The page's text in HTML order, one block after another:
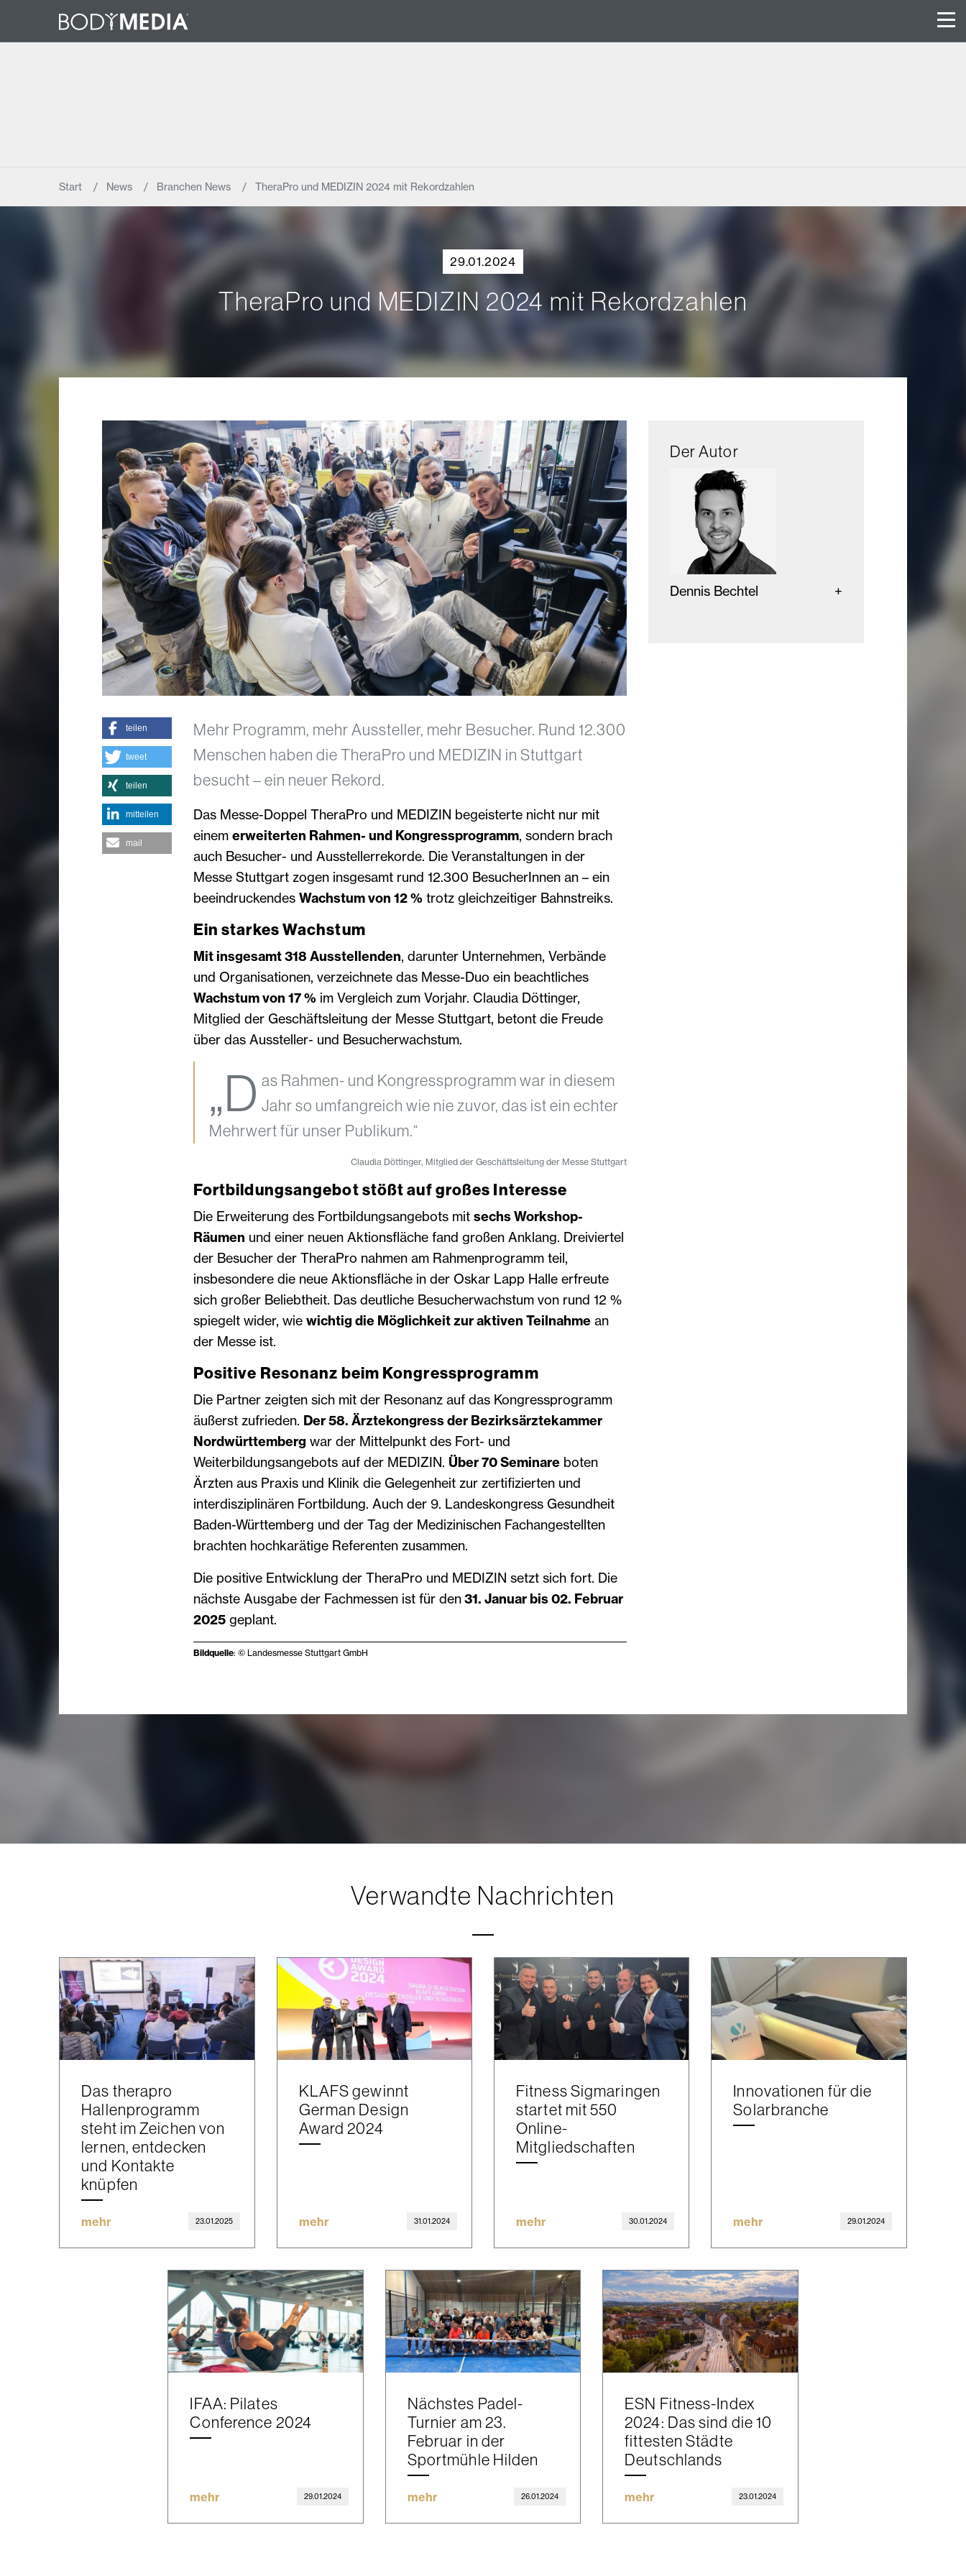
Start News Branchen News TheraPro und MEDIZIN 2024 mit Rekordzahlen
29.01.2024
TheraPro und MEDIZIN 2024 mit Rekordzahlen
Mehr Programm, mehr Aussteller, mehr Besucher. Rund 12.300
Menschen haben die TheraPro und MEDIZIN in Stuttgart
besucht – ein neuer Rekord.
Das Messe-Doppel TheraPro und MEDIZIN begeisterte nicht nur mit
einem erweiterten Rahmen- und Kongressprogramm, sondern brach
auch Besucher- und Ausstellerrekorde. Die Veranstaltungen in der
Messe Stuttgart zogen insgesamt rund 12.300 BesucherInnen an – ein
beeindruckendes Wachstum von 12 %trotz gleichzeitiger Bahnstreiks.
Ein starkes Wachstum
Mit insgesamt 318 Ausstellenden, darunter Unternehmen, Verbände
und Organisationen, verzeichnete das Messe-Duo ein beachtliches
Wachstum von 17 %im Vergleich zum Vorjahr. Claudia Döttinger,
Mitglied der Geschäftsleitung der Messe Stuttgart, betont die Freude
über das Aussteller- und Besucherwachstum.
„D as Rahmen- und Kongressprogramm war in diesem
Jahr so umfangreich wie nie zuvor, das ist ein echter
Mehrwert für unser Publikum.“
Claudia Döttinger, Mitglied der Geschäftsleitung der Messe Stuttgart
Fortbildungsangebot stößt auf großes Interesse
Die Erweiterung des Fortbildungsangebots mit sechs Workshop-
Räumen und einer neuen Aktionsfläche fand großen Anklang. Dreiviertel
der Besucher der TheraPro nahmen am Rahmenprogramm teil,
insbesondere die neue Aktionsfläche in der Oskar Lapp Halle erfreute
sich großer Beliebtheit. Das deutliche Besucherwachstum von rund 12 %
spiegelt wider, wie wichtig die Möglichkeit zur aktiven Teilnahmean
der Messe ist.
Positive Resonanz beim Kongressprogramm
Die Partner zeigten sich mit der Resonanz auf das Kongressprogramm
äußerst zufrieden. Der 58. Ärztekongress der Bezirksärztekammer
Nordwürttemberg war der Mittelpunkt des Fort- und
Weiterbildungsangebots auf der MEDIZIN. Über 70 Seminareboten
Ärzten aus Praxis und Klinik die Gelegenheit zur zertifizierten und
interdisziplinären Fortbildung. Auch der 9. Landeskongress Gesundheit
Baden-Württemberg und der Tag der Medizinischen Fachangestellten
brachten hochkarätige Referenten zusammen.
Die positive Entwicklung der TheraPro und MEDIZIN setzt sich fort. Die
nächste Ausgabe der Fachmessen ist für den31. Januar bis 02. Februar
2025geplant.
Bildquelle: © Landesmesse Stuttgart GmbH
teilen
tweet
teilen
mitteilen
mail
Der Autor
Dennis Bechtel
Verwandte Nachrichten
Das therapro
Hallenprogramm
steht im Zeichen von
lernen, entdecken
und Kontakte
knüpfen
mehr 23.01.2025
KLAFS gewinnt
German Design
Award 2024
mehr 31.01.2024
Fitness Sigmaringen
startet mit 550
Online-
Mitgliedschaften
mehr 30.01.2024
Innovationen für die
Solarbranche
mehr 29.01.2024
IFAA: Pilates
Conference 2024
mehr 29.01.2024
Nächstes Padel-
Turnier am 23.
Februar in der
Sportmühle Hilden
mehr 26.01.2024
ESN Fitness-Index
2024: Das sind die 10
fittesten Städte
Deutschlands
mehr 23.01.2024